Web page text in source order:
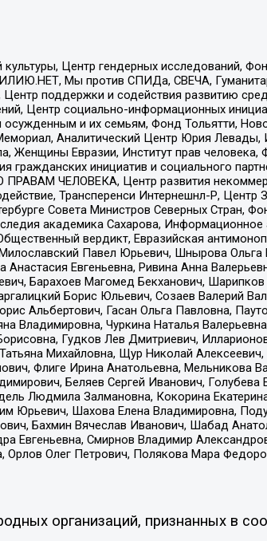
Центр гендерных исследований,
Мы против СПИДа, СВЕЧА,
поддержки и содействия развитию
Центр социально-информационных
и их семьям, Фонд Тольятти,
Аналитический Центр Юрия Левады,
Женщины Евразии, Институт прав
гражданских инициатив и социального
ПРАВАМ ЧЕЛОВЕКА, Центр развития
Трансперенси Интернешнл-Р, Центр
Совета Министров Северных Стран,
академика Сахарова, Информационное
вердикт, Евразийская
Павел Юрьевич, Шнырова Ольга
Евгеньевна, Ривина Анна
Барахоев Магомед Бекханович, Шарипков
Борис Юльевич, Созаев Валерий
Альбертович, Гасан Ольга Павловна,
Владимировна, Чуркина Наталья
Гудков Лев Дмитриевич,
Михайловна, Щур Николай
Флиге Ирина Анатольевна, Мельникова
Беляев Сергей Иванович, Голубева
Людмила Залмановна, Кокорина
Юрьевич, Шахова Елена Владимировна,
Бахмин Вячеслав Иванович, Шабад
Евгеньевна, Смирнов Владимир
Орлов Олег Петрович, Полякова Мара
организаций, признанных в